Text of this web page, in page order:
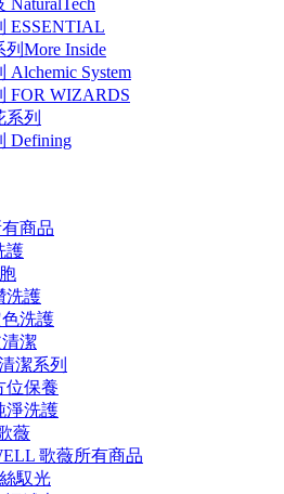
ESSENTIAL
More Inside
Alchemic System
FOR WIZARDS
系列
Defining
商品
護
洗護
洗護
潔
潔系列
位保養
淨洗護
薇
歌薇所有商品
馭光